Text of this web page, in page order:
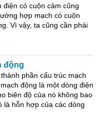
có cuộn cảm cũng
hợp mạch có cuộn
Vì vậy, ta cũng cần phải
động
phần cấu trúc mạch
động là một dòng điện
biên độ của nó không bao
là hỗn hợp của các dòng